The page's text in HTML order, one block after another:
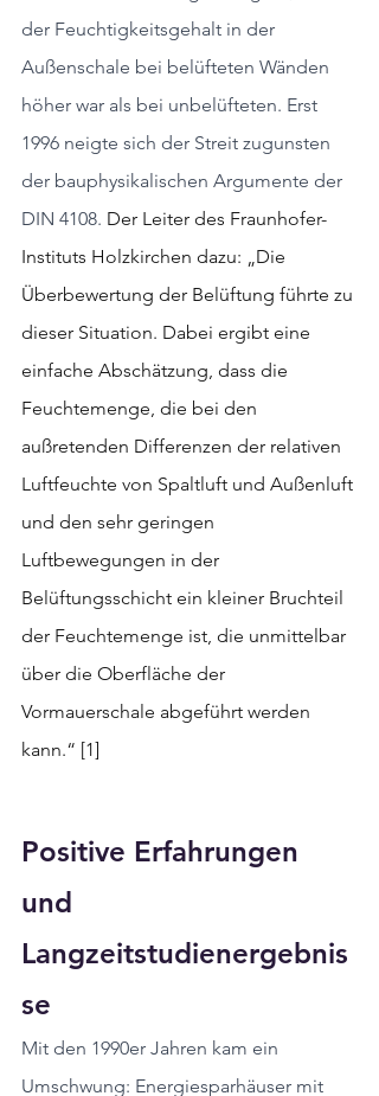
der Feuchtigkeitsgehalt in der
Außenschale bei belüfteten Wänden
höher war als bei unbelüfteten. Erst
1996 neigte sich der Streit zugunsten
der bauphysikalischen Argumente der
DIN 4108. Der Leiter des Fraunhofer-
Instituts Holzkirchen dazu: „Die
Überbewertung der Belüftung führte zu
dieser Situation. Dabei ergibt eine
einfache Abschätzung, dass die
Feuchtemenge, die bei den
außretenden Differenzen der relativen
Luftfeuchte von Spaltluft und Außenluft
und den sehr geringen
Luftbewegungen in der
Belüftungsschicht ein kleiner Bruchteil
der Feuchtemenge ist, die unmittelbar
über die Oberfläche der
Vormauerschale abgeführt werden
kann.“ [1]
Positive Erfahrungen
und
Langzeitstudienergebnis
se
Mit den 1990er Jahren kam ein
Umschwung: Energiesparhäuser mit